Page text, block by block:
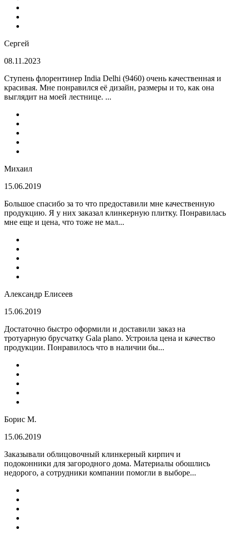
Сергей
08.11.2023
Ступень флорентинер India Delhi (9460) очень качественная и
красивая. Мне понравился её дизайн, размеры и то, как она
выглядит на моей лестнице. ...
Михаил
15.06.2019
Большое спасибо за то что предоставили мне качественную
продукцию. Я у них заказал клинкерную плитку. Понравилась
мне еще и цена, что тоже не мал...
Александр Елисеев
15.06.2019
Достаточно быстро оформили и доставили заказ на
тротуарную брусчатку Gala plano. Устроила цена и качество
продукции. Понравилось что в наличии бы...
Борис М.
15.06.2019
Заказывали облицовочный клинкерный кирпич и
подоконники для загородного дома. Материалы обошлись
недорого, а сотрудники компании помогли в выборе...